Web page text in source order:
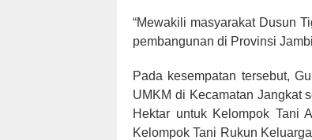
“Mewakili masyarakat Dusun
pembangunan di Provinsi
Pada kesempatan tersebut,
UMKM di Kecamatan Jangkat
Hektar untuk Kelompok Tani
Kelompok Tani Rukun